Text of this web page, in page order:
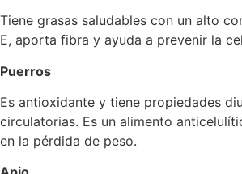
Tiene grasas saludables con un alto
E, aporta fibra y ayuda a prevenir la
Puerros
Es antioxidante y tiene propiedades
circulatorias. Es un alimento
en la pérdida de peso.